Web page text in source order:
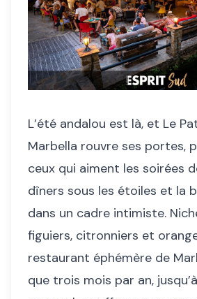
L’été andalou est là, et Le
Marbella rouvre ses portes,
ceux qui aiment les soirées
dîners sous les étoiles et la
dans un cadre intimiste.
figuiers, citronniers et
restaurant éphémère de
que trois mois par an,